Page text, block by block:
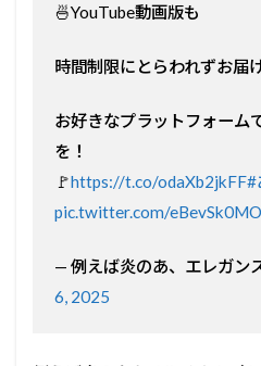
🍜YouTube動画版も
時間制限にとらわれずお届
お好きなプラットフォーム
を！
🚩https://t.co/odaXb2jkFF#
pic.twitter.com/
— 例えば炎のあ、エレガン
6, 2025